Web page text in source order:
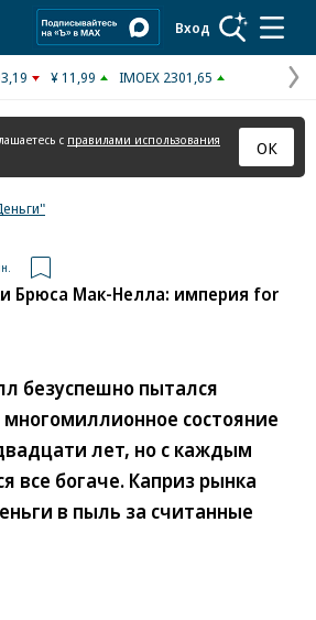
Вход
¥ 11,99 IMOEX 2301,65
с правилами использования
ОК
Брюса Мак-Нелла: империя for
безуспешно пытался
многомиллионное состояние
лет, но с каждым
все богаче. Каприз рынка
в пыль за считанные